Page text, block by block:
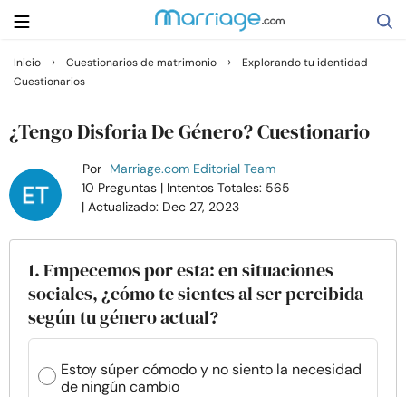
Buscar
Relaciones
Familia
Ayuda
Cursos
Inicio › Cuestionarios de matrimonio ›
Explorando tu identidad
Cuestionarios
¿Tengo Disforia De Género? Cuestionario
Por Marriage.com Editorial Team
10 Preguntas | Intentos Totales: 565
| Actualizado: Dec 27, 2023
1. Empecemos por esta: en situaciones
sociales, ¿cómo te sientes al ser percibida
según tu género actual?
Estoy súper cómodo y no siento la necesidad
de ningún cambio